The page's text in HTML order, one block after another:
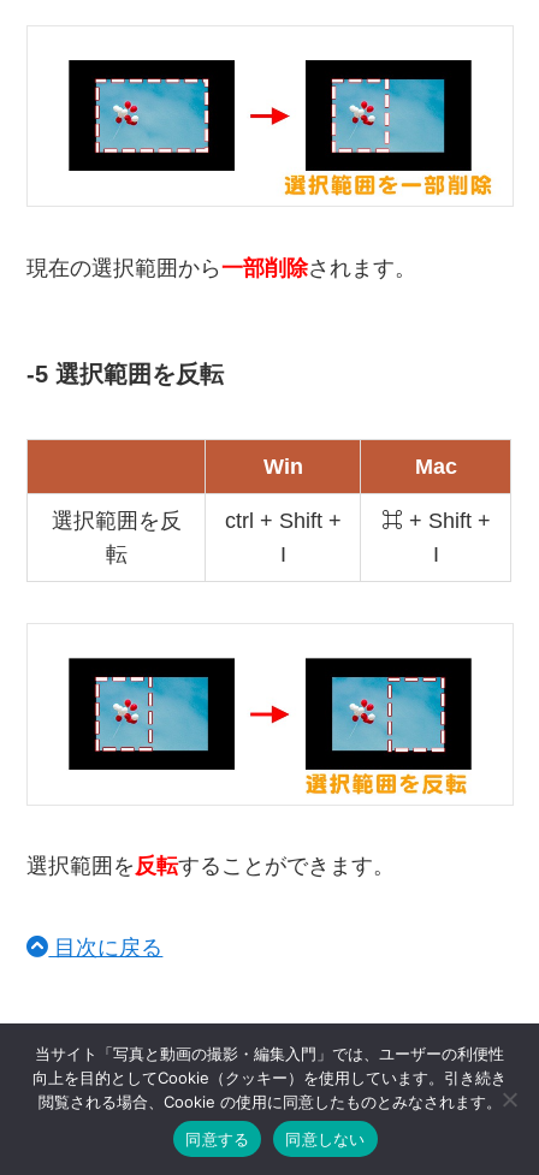
現在の選択範囲から一部削除されます。
-5 選択範囲を反転
Win Mac
選択範囲を反
転
ctrl + Shift +
I
⌘ + Shift +
I
選択範囲を反転することができます。
目次に戻る
レイヤー操作のショートカット２つ
当サイト「写真と動画の撮影・編集入門」では、ユーザーの利便性
向上を目的としてCookie（クッキー）を使用しています。引き続き
閲覧される場合、Cookie の使用に同意したものとみなされます。
同意する
同意しない